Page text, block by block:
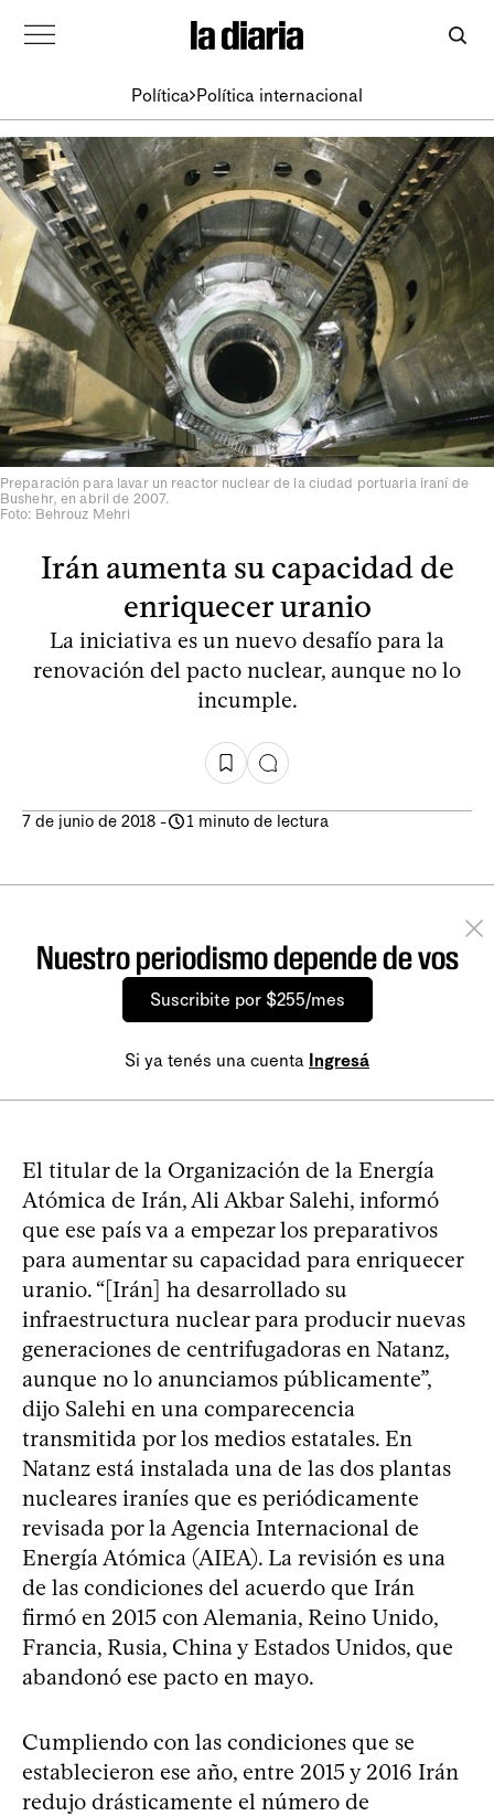
Política Política internacional
Preparación para lavar un reactor nuclear de la ciudad portuaria iraní de
Bushehr, en abril de 2007.
Foto: Behrouz Mehri
Irán aumenta su capacidad de
enriquecer uranio
La iniciativa es un nuevo desafío para la
renovación del pacto nuclear, aunque no lo
incumple.
7 de junio de 2018 - 1 minuto de lectura
Nuestro periodismo depende de vos
Suscribite por $255/mes
Si ya tenés una cuenta Ingresá
El titular de la Organización de la Energía
Atómica de Irán, Ali Akbar Salehi, informó
que ese país va a empezar los preparativos
para aumentar su capacidad para enriquecer
uranio. “[Irán] ha desarrollado su
infraestructura nuclear para producir nuevas
generaciones de centrifugadoras en Natanz,
aunque no lo anunciamos públicamente”,
dijo Salehi en una comparecencia
transmitida por los medios estatales. En
Natanz está instalada una de las dos plantas
nucleares iraníes que es periódicamente
revisada por la Agencia Internacional de
Energía Atómica (AIEA). La revisión es una
de las condiciones del acuerdo que Irán
firmó en 2015 con Alemania, Reino Unido,
Francia, Rusia, China y Estados Unidos, que
abandonó ese pacto en mayo.
Cumpliendo con las condiciones que se
establecieron ese año, entre 2015 y 2016 Irán
redujo drásticamente el número de